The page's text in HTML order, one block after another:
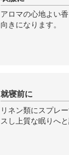
アロマの心地よい
向きになります。
就寝前に
リネン類にスプレ
スし上質な眠りへ